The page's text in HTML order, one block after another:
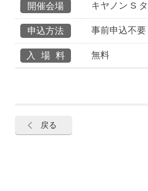
開催会場 キヤノン S
申込方法 事前申込不要
入場料 無料
戻る